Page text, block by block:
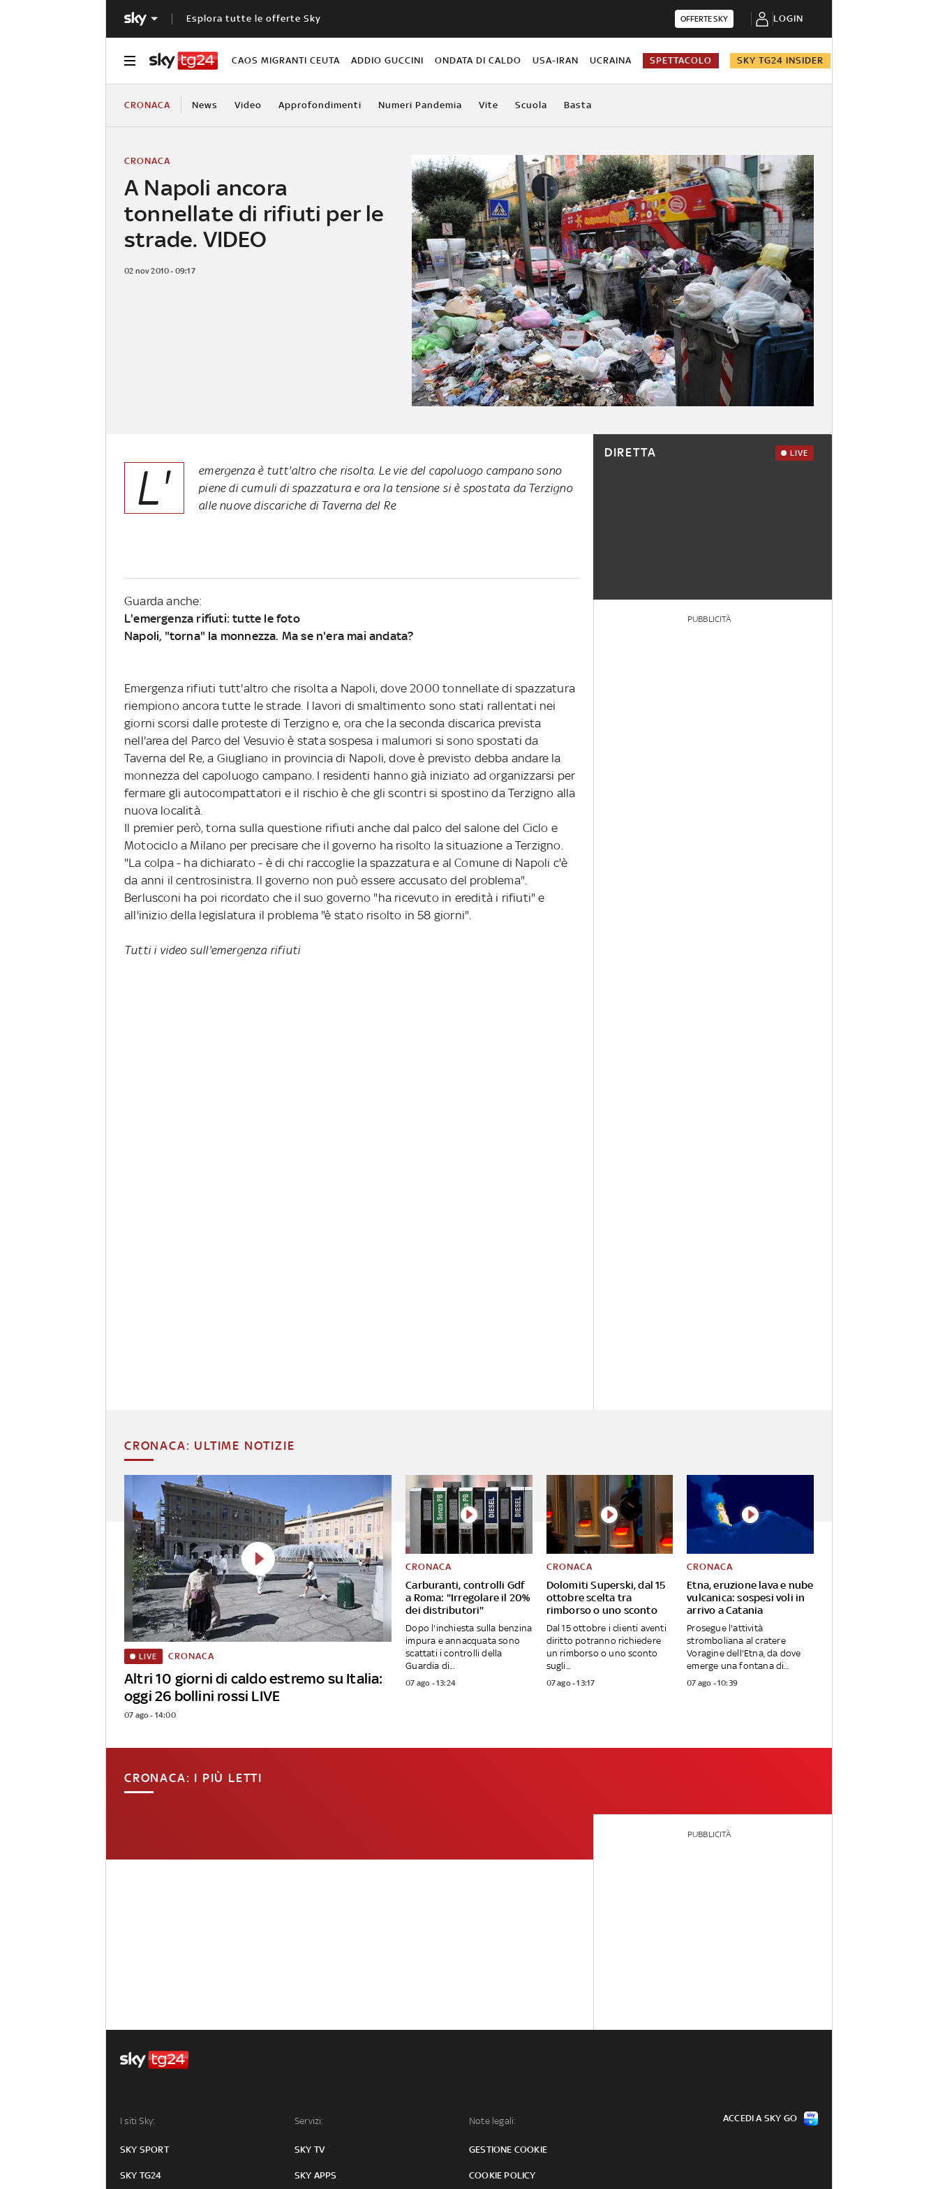
Esplora tutte le offerte Sky OFFERTE SKY LOGIN
CAOS MIGRANTI CEUTA ADDIO GUCCINI ONDATA DI CALDO USA-IRAN UCRAINA SPETTACOLO SKY TG24 INSIDER
CRONACA News Video Approfondimenti Numeri Pandemia Vite Scuola Basta
A Napoli ancora
tonnellate di rifiuti per le
strade. VIDEO
CRONACA
02 nov 2010 - 09:17
L'
emergenza è tutt'altro che risolta. Le vie del capoluogo campano sono
piene di cumuli di spazzatura e ora la tensione si è spostata da Terzigno
alle nuove discariche di Taverna del Re
Guarda anche:
L'emergenza rifiuti: tutte le foto
Napoli, "torna" la monnezza. Ma se n'era mai andata?
Emergenza rifiuti tutt'altro che risolta a Napoli, dove 2000 tonnellate di spazzatura
riempiono ancora tutte le strade. I lavori di smaltimento sono stati rallentati nei
giorni scorsi dalle proteste di Terzigno e, ora che la seconda discarica prevista
nell'area del Parco del Vesuvio è stata sospesa i malumori si sono spostati da
Taverna del Re, a Giugliano in provincia di Napoli, dove è previsto debba andare la
monnezza del capoluogo campano. I residenti hanno già iniziato ad organizzarsi per
fermare gli autocompattatori e il rischio è che gli scontri si spostino da Terzigno alla
nuova località.
Il premier però, torna sulla questione rifiuti anche dal palco del salone del Ciclo e
Motociclo a Milano per precisare che il governo ha risolto la situazione a Terzigno.
"La colpa - ha dichiarato - è di chi raccoglie la spazzatura e al Comune di Napoli c'è
da anni il centrosinistra. Il governo non può essere accusato del problema".
Berlusconi ha poi ricordato che il suo governo "ha ricevuto in eredità i rifiuti" e
all'inizio della legislatura il problema "è stato risolto in 58 giorni".
Tutti i video sull'emergenza rifiuti
DIRETTA LIVE
PUBBLICITÀ
CRONACA: ULTIME NOTIZIE
Altri 10 giorni di caldo estremo su Italia:
oggi 26 bollini rossi LIVE
LIVE CRONACA
07 ago - 14:00
Carburanti, controlli Gdf
a Roma: "Irregolare il 20%
dei distributori"
CRONACA
Dopo l'inchiesta sulla benzina
impura e annacquata sono
scattati i controlli della
Guardia di...
07 ago - 13:24
Dolomiti Superski, dal 15
ottobre scelta tra
rimborso o uno sconto
CRONACA
Dal 15 ottobre i clienti aventi
diritto potranno richiedere
un rimborso o uno sconto
sugli...
07 ago - 13:17
Etna, eruzione lava e nube
vulcanica: sospesi voli in
arrivo a Catania
CRONACA
Prosegue l'attività
stromboliana al cratere
Voragine dell'Etna, da dove
emerge una fontana di...
07 ago - 10:39
CRONACA: I PIÙ LETTI
PUBBLICITÀ
I siti Sky:
SKY SPORT
SKY TG24
Servizi:
SKY TV
SKY APPS
Note legali:
GESTIONE COOKIE
COOKIE POLICY
ACCEDI A SKY GO